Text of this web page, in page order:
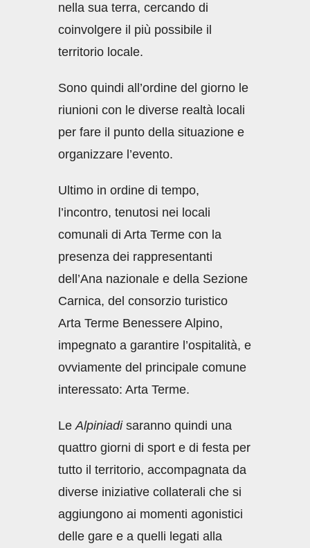
nella sua terra, cercando di
coinvolgere il più possibile il
territorio locale.
Sono quindi all’ordine del giorno le
riunioni con le diverse realtà locali
per fare il punto della situazione e
organizzare l’evento.
Ultimo in ordine di tempo,
l’incontro, tenutosi nei locali
comunali di Arta Terme con la
presenza dei rappresentanti
dell’Ana nazionale e della Sezione
Carnica, del consorzio turistico
Arta Terme Benessere Alpino,
impegnato a garantire l’ospitalità, e
ovviamente del principale comune
interessato: Arta Terme.
LeAlpiniadisaranno quindi una
quattro giorni di sport e di festa per
tutto il territorio, accompagnata da
diverse iniziative collaterali che si
aggiungono ai momenti agonistici
delle gare e a quelli legati alla